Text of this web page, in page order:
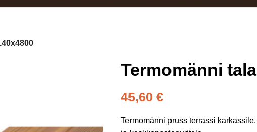
Termomänni
45,60 €
Termomänni pruss terrassi